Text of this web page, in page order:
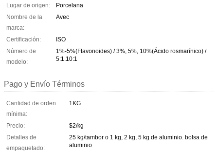
Lugar de origen:
Porcelana
Nombre de la
marca:
Avec
Certificación:
ISO
Número de
modelo:
1%-5%(Flavonoides) / 3%, 5%, 10%(Ácido rosmarínico) /
5:1.10:1
Pago y Envío Términos
Cantidad de orden
mínima:
1KG
Precio:
$2/kg
Detalles de
empaquetado:
25 kg/tambor o 1 kg, 2 kg, 5 kg de aluminio. bolsa de
aluminio